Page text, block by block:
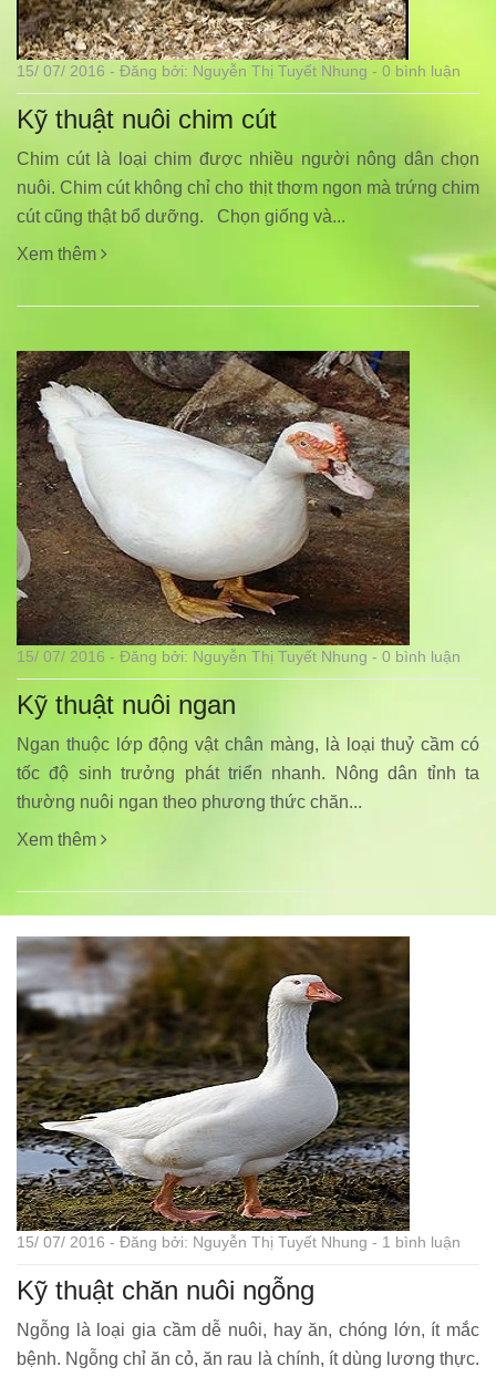
15/ 07/ 2016 - Đăng bởi: Nguyễn Thị Tuyết Nhung - 0 bình luận
Kỹ thuật nuôi chim cút
Chim cút là loại chim được nhiều người nông dân chọn
nuôi. Chim cút không chỉ cho thịt thơm ngon mà trứng chim
cút cũng thật bổ dưỡng. Chọn giống và...
Xem thêm
15/ 07/ 2016 - Đăng bởi: Nguyễn Thị Tuyết Nhung - 0 bình luận
Kỹ thuật nuôi ngan
Ngan thuộc lớp động vật chân màng, là loại thuỷ cầm có
tốc độ sinh trưởng phát triển nhanh. Nông dân tỉnh ta
thường nuôi ngan theo phương thức chăn...
Xem thêm
15/ 07/ 2016 - Đăng bởi: Nguyễn Thị Tuyết Nhung - 1 bình luận
Kỹ thuật chăn nuôi ngỗng
Ngỗng là loại gia cầm dễ nuôi, hay ăn, chóng lớn, ít mắc
bệnh. Ngỗng chỉ ăn cỏ, ăn rau là chính, ít dùng lương thực.